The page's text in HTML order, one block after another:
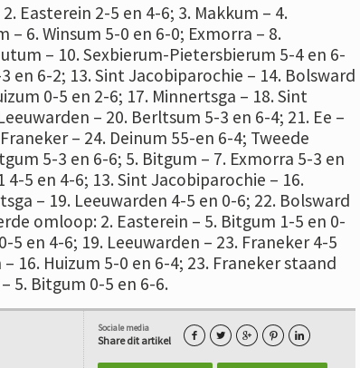
Easterein 2-5 en 4-6; 3. Makkum – 4.
– 6. Winsum 5-0 en 6-0; Exmorra – 8.
– 10. Sexbierum-Pietersbierum 5-4 en 6-
en 6-2; 13. Sint Jacobiparochie – 14. Bolsward
0-5 en 2-6; 17. Minnertsga – 18. Sint
– 20. Berltsum 5-3 en 6-4; 21. Ee –
– 24. Deinum 55-en 6-4; Tweede
5-3 en 6-6; 5. Bitgum – 7. Exmorra 5-3 en
4-5 en 4-6; 13. Sint Jacobiparochie – 16.
– 19. Leeuwarden 4-5 en 0-6; 22. Bolsward
omloop: 2. Easterein – 5. Bitgum 1-5 en 0-
5 en 4-6; 19. Leeuwarden – 23. Franeker 4-5
16. Huizum 5-0 en 6-4; 23. Franeker staand
5. Bitgum 0-5 en 6-6.
Sociale media
Share dit artikel     